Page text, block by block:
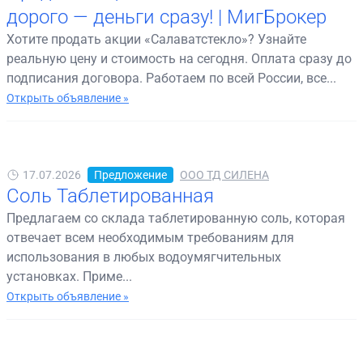
дорого — деньги сразу! | МигБрокер
Хотите продать акции «Салаватстекло»? Узнайте
реальную цену и стоимость на сегодня. Оплата сразу до
подписания договора. Работаем по всей России, все...
Открыть объявление »
17.07.2026 Предложение ООО ТД СИЛЕНА
Соль Таблетированная
Предлагаем со склада таблетированную соль, которая
отвечает всем необходимым требованиям для
использования в любых водоумягчительных
установках. Приме...
Открыть объявление »